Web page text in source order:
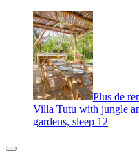
Plus de
Villa Tutu with jungle
gardens, sleep 12